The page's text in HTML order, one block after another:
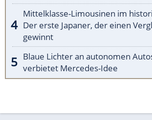
Mittelklasse-Limousinen im
Der erste Japaner, der einen
gewinnt
Blaue Lichter an autonomen
verbietet Mercedes-Idee